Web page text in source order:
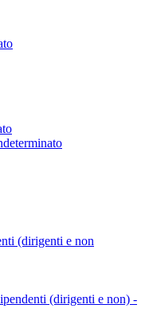
(dirigenti e non
(dirigenti e non) -